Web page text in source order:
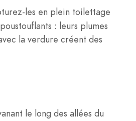
les en plein toilettage
: leurs plumes
la verdure créent des
le long des allées du